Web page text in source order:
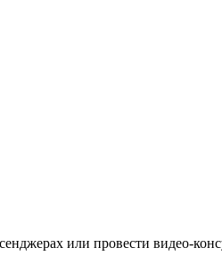
или провести видео-